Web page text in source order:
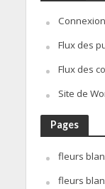
Connexion
Flux des
Flux des
Site de
Pages
fleurs
fleurs